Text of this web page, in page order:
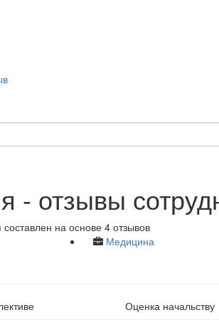
- отзывы
на основе 4 отзывов
Медицина
Оценка начальству